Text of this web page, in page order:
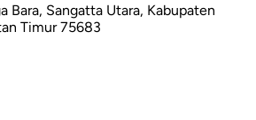
Bara, Sangatta Utara, Kabupaten
Timur 75683